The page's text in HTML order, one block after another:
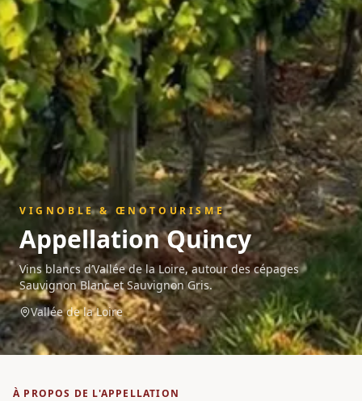
VIGNOBLE & ŒNOTOURISME
AppellationQuincy
Vins blancs d’Vallée de la Loire, autour des cépages
Sauvignon Blanc et Sauvignon Gris.
Vallée de la Loire
À PROPOS DE L'APPELLATION